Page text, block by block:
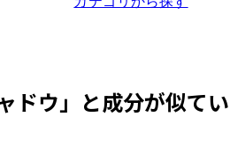
ドウ 」と成分が似て